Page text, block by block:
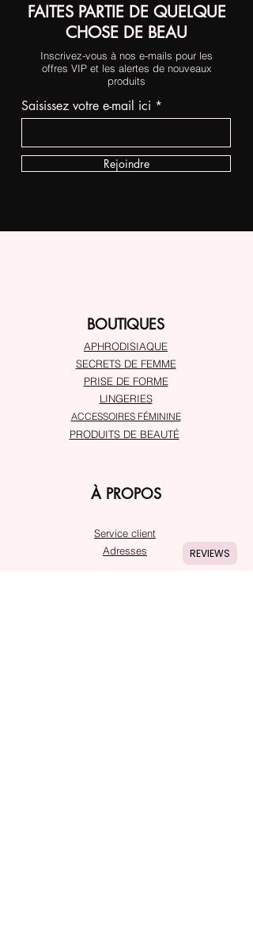
FAITES PARTIE DE QUELQUE
CHOSE DE BEAU
Inscrivez-vous à nos e-mails pour les
offres VIP et les alertes de nouveaux
produits
Saisissez votre e-mail ici
Rejoindre
BOUTIQUES
APHRODISIAQUE
SECRETS DE FEMME
PRISE DE FORME
LINGERIES
ACCESSOIRES FÉMININE
PRODUITS DE BEAUTÉ
À PROPOS
Service client
Adresses
REVIEWS